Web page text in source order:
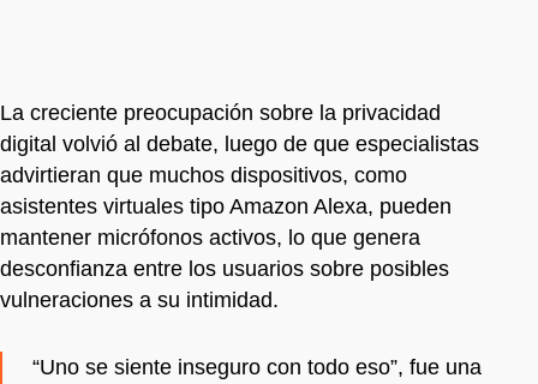
La creciente preocupación sobre la privacidad
digital volvió al debate, luego de que especialistas
advirtieran que muchos dispositivos, como
asistentes virtuales tipo Amazon Alexa, pueden
mantener micrófonos activos, lo que genera
desconfianza entre los usuarios sobre posibles
vulneraciones a su intimidad.
“Uno se siente inseguro con todo eso”, fue una